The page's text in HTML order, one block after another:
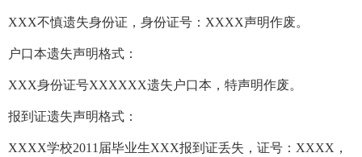
XXX不慎遗失身份证，身份证号：XXXX声明作废。
户口本遗失声明格式：
XXX身份证号XXXXXX遗失户口本，特声明作废。
报到证遗失声明格式：
XXXX学校2011届毕业生XXX报到证丢失，证号：XXXX，